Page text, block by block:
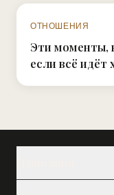
ОТНОШЕНИЯ
Эти моменты,
если всё идёт